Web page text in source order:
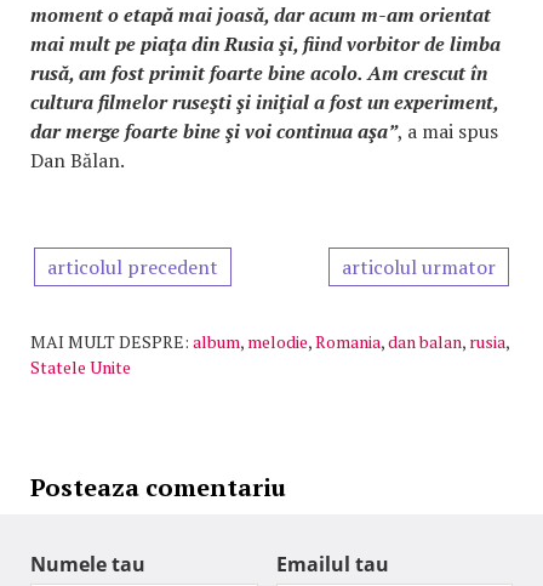
moment o etapă mai joasă, dar acum m-am orientat
mai mult pe piaţa din Rusia şi, fiind vorbitor de limba
rusă, am fost primit foarte bine acolo. Am crescut în
cultura filmelor ruseşti şi iniţial a fost un experiment,
dar merge foarte bine şi voi continua aşa”, a mai spus
Dan Bălan.
articolul precedent articolul urmator
MAI MULT DESPRE: album, melodie,Romania,dan balan, rusia,
Statele Unite
Posteaza comentariu
Numele tau Emailul tau